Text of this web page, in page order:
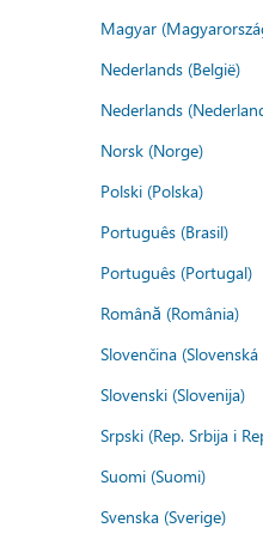
Magyar
Nederlands (België)
Nederlands
Norsk (Norge)
Polski (Polska)
Português (Brasil)
Português (Portugal)
Română (România)
Slovenčina
Slovenski (Slovenija)
Srpski (Rep. Srbija i
Suomi (Suomi)
Svenska (Sverige)